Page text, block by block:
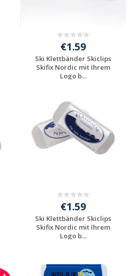
€1.59
Ski Klettbänder Skiclips
Skifix Nordic mit Ihrem
Logo b...
Werbeartikel
anfragen
€1.59
Ski Klettbänder Skiclips
Skifix Nordic mit Ihrem
Logo b...
anfragen